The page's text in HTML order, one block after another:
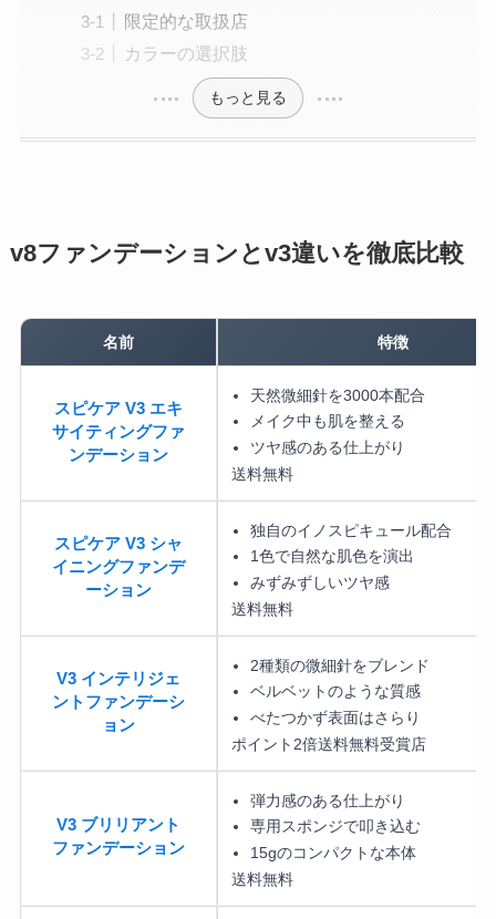
限定的な取扱店
カラーの選択肢
もっと見る
v8ファンデーションとv3違いを徹底比較
名前 特徴
スピケア V3 エキ
サイティングファ
ンデーション
天然微細針を3000本配合
メイク中も肌を整える
ツヤ感のある仕上がり
送料無料
スピケア V3 シャ
イニングファンデ
ーション
独自のイノスピキュール配合
1色で自然な肌色を演出
みずみずしいツヤ感
送料無料
V3 インテリジェ
ントファンデーシ
ョン
2種類の微細針をブレンド
ベルベットのような質感
べたつかず表面はさらり
ポイント2倍送料無料受賞店
V3 ブリリアント
ファンデーション
弾力感のある仕上がり
専用スポンジで叩き込む
15gのコンパクトな本体
送料無料